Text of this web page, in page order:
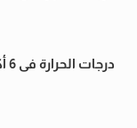
درجات الحرارة فى 6 أكتوبر الصغرى 24 والعظمى 34